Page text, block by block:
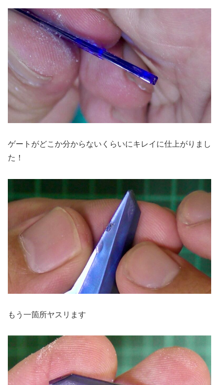
ゲートがどこか分からないくらいにキレイに仕上がりまし
た！
もう一箇所ヤスリます